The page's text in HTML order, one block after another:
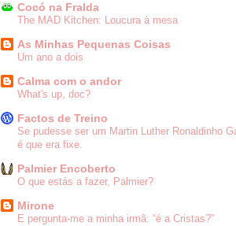
Cocó na Fralda
The MAD Kitchen: Loucura à mesa
As Minhas Pequenas Coisas
Um ano a dois
Calma com o andor
What's up, doc?
Factos de Treino
Se pudesse ser um Martin Luther Ronaldinho
é que era fixe.
Palmier Encoberto
O que estás a fazer, Palmier?
Mirone
E pergunta-me a minha irmã: “é a Cristas?”